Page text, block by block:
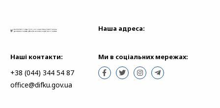
Наша адреса:
Наші контакти:
+38 (044) 344 54 87
office@difku.gov.ua
Ми в соціальних мережах: